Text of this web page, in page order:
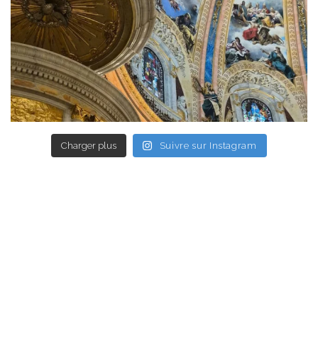
Charger plus Suivre sur Instagram